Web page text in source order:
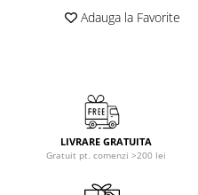
Adauga la Favorite
LIVRARE GRATUITA
Gratuit pt. comenzi >200 lei